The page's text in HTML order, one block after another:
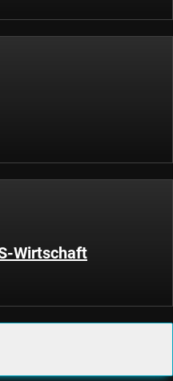
Wirtschaft